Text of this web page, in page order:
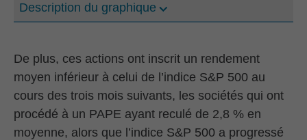
Description du graphique
De plus, ces actions ont inscrit un rendement
moyen inférieur à celui de l’indice S&P 500 au
cours des trois mois suivants, les sociétés qui ont
procédé à un PAPE ayant reculé de 2,8 % en
moyenne, alors que l’indice S&P 500 a progressé